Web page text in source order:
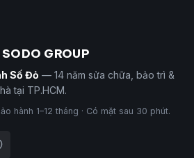
GROUP
Số Đỏ — 14 năm sửa chữa, bảo trì &
tại TP.HCM.
hành 1–12 tháng · Có mặt sau 30 phút.